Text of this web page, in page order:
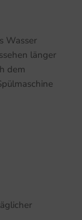
Wasser
länger
dem